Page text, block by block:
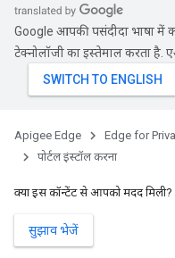
Google आपकी पसंदीदा भाषा में
टेक्नोलॉजी का इस्तेमाल करता है.
Apigee Edge Edge for
पोर्टल इंस्टॉल करना
क्या इस कॉन्टेंट से आपको मदद मिली?
सुझाव भेजें